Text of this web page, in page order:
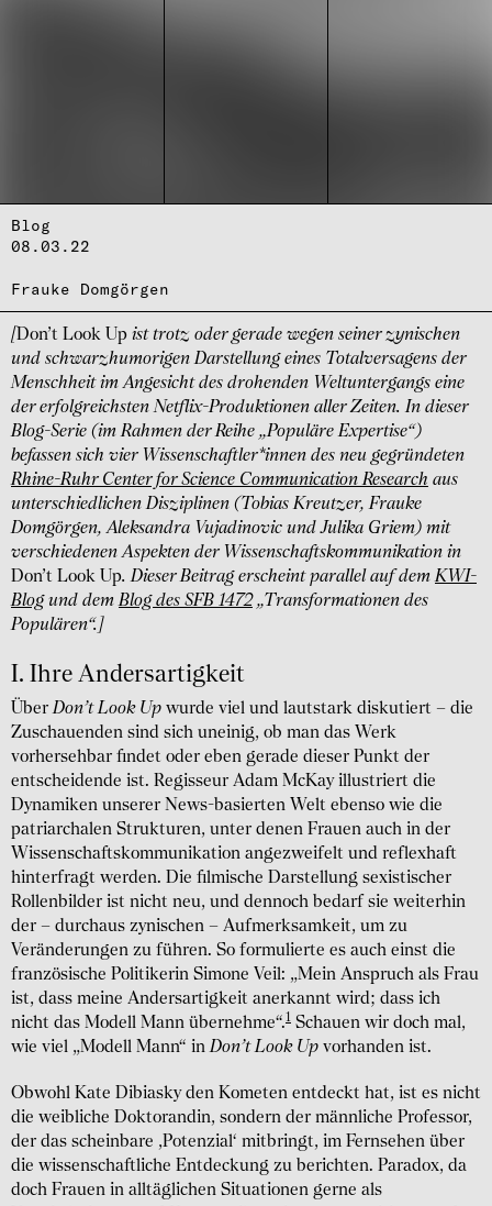
Blog
08.03.22
Frauke Domgörgen
[Don’t Look Up ist trotz oder gerade wegen seiner zynischen
und schwarzhumorigen Darstellung eines Totalversagens der
Menschheit im Angesicht des drohenden Weltuntergangs eine
der erfolgreichsten Netflix-Produktionen aller Zeiten. In dieser
Blog-Serie (im Rahmen der Reihe „Populäre Expertise“)
befassen sich vier Wissenschaftler*innen des neu gegründeten
Rhine-Ruhr Center for Science Communication Research aus
unterschiedlichen Disziplinen (Tobias Kreutzer, Frauke
Domgörgen, Aleksandra Vujadinovic und Julika Griem) mit
verschiedenen Aspekten der Wissenschaftskommunikation in
Don’t Look Up. Dieser Beitrag erscheint parallel auf demKWI-
Blogund demBlog des SFB 1472„Transformationen des
Populären“.]
I. Ihre Andersartigkeit
ÜberDon’t Look Up wurde viel und lautstark diskutiert – die
Zuschauenden sind sich uneinig, ob man das Werk
vorhersehbar findet oder eben gerade dieser Punkt der
entscheidende ist. Regisseur Adam McKay illustriert die
Dynamiken unserer News-basierten Welt ebenso wie die
patriarchalen Strukturen, unter denen Frauen auch in der
Wissenschaftskommunikation angezweifelt und reflexhaft
hinterfragt werden. Die filmische Darstellung sexistischer
Rollenbilder ist nicht neu, und dennoch bedarf sie weiterhin
der – durchaus zynischen – Aufmerksamkeit, um zu
Veränderungen zu führen. So formulierte es auch einst die
französische Politikerin Simone Veil: „Mein Anspruch als Frau
ist, dass meine Andersartigkeit anerkannt wird; dass ich
nicht das Modell Mann übernehme“.1 Schauen wir doch mal,
wie viel „Modell Mann“ inDon’t Look Up vorhanden ist.
Obwohl Kate Dibiasky den Kometen entdeckt hat, ist es nicht
die weibliche Doktorandin, sondern der männliche Professor,
der das scheinbare ,Potenzial‘ mitbringt, im Fernsehen über
die wissenschaftliche Entdeckung zu berichten. Paradox, da
doch Frauen in alltäglichen Situationen gerne als